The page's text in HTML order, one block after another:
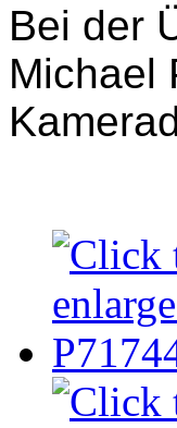
Bei der
Michael